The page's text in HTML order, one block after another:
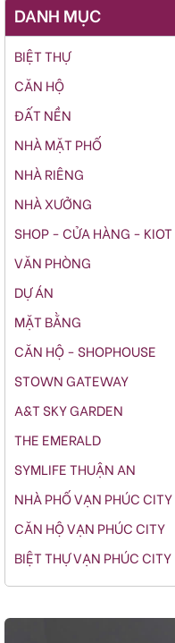
DANH MỤC
BIỆT THỰ
CĂN HỘ
ĐẤT NỀN
NHÀ MẶT PHỐ
NHÀ RIÊNG
NHÀ XƯỞNG
SHOP - CỬA HÀNG - KIOT
VĂN PHÒNG
DỰ ÁN
MẶT BẰNG
CĂN HỘ - SHOPHOUSE
STOWN GATEWAY
A&T SKY GARDEN
THE EMERALD
SYMLIFE THUẬN AN
NHÀ PHỐ VẠN PHÚC CITY
CĂN HỘ VẠN PHÚC CITY
BIỆT THỰ VẠN PHÚC CITY